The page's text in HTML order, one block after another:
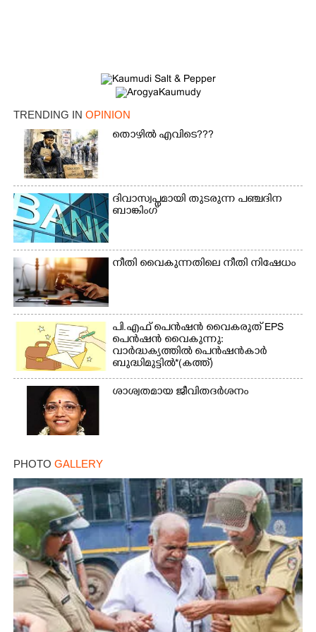
TRENDING IN OPINION
തൊഴിൽ എവിടെ???
ദിവാസ്വപ്നമായി തുടരുന്ന പഞ്ചദിന
ബാങ്കിംഗ്
നീതി വൈകുന്നതിലെ നീതി നിഷേധം
പി.എഫ് പെൻഷൻ വൈകരുത് EPS
പെൻഷൻ വൈകുന്നു:
വാർദ്ധക്യത്തിൽ പെൻഷൻകാർ
ബുദ്ധിമുട്ടിൽ*(കത്ത്)
ശാശ്വതമായ ജീവിതദർശനം
PHOTO GALLERY